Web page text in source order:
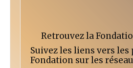
Retrouvez la
Suivez les liens vers les
Fondation sur les